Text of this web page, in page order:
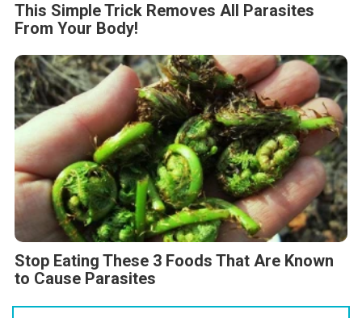
This Simple Trick Removes All Parasites
From Your Body!
Stop Eating These 3 Foods That Are Known
to Cause Parasites